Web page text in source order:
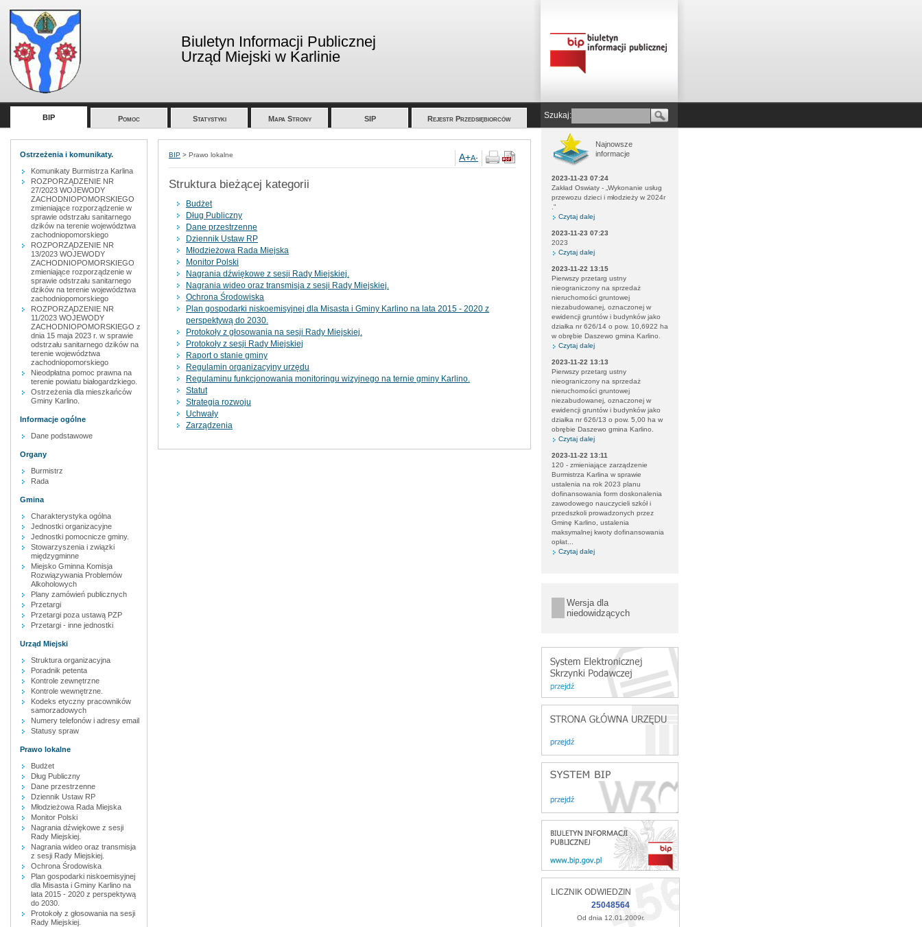
Biuletyn Informacji Publicznej
Urząd Miejski w Karlinie
BIP Pomoc Statystyki Mapa Strony SIP Rejestr Przedsiębiorców Szukaj:
Ostrzeżenia i komunikaty.
Komunikaty Burmistrza Karlina
ROZPORZĄDZENIE NR
27/2023 WOJEWODY
ZACHODNIOPOMORSKIEGO
zmieniające rozporządzenie w
sprawie odstrzału sanitarnego
dzików na terenie województwa
zachodniopomorskiego
ROZPORZĄDZENIE NR
13/2023 WOJEWODY
ZACHODNIOPOMORSKIEGO
zmieniające rozporządzenie w
sprawie odstrzału sanitarnego
dzików na terenie województwa
zachodniopomorskiego
ROZPORZĄDZENIE NR
11/2023 WOJEWODY
ZACHODNIOPOMORSKIEGO z
dnia 15 maja 2023 r. w sprawie
odstrzału sanitarnego dzików na
terenie województwa
zachodniopomorskiego
Nieodpłatna pomoc prawna na
terenie powiatu białogardzkiego.
Ostrzeżenia dla mieszkańców
Gminy Karlino.
Informacje ogólne
Dane podstawowe
Organy
Burmistrz
Rada
Gmina
Charakterystyka ogólna
Jednostki organizacyjne
Jednostki pomocnicze gminy.
Stowarzyszenia i związki
międzygminne
Miejsko Gminna Komisja
Rozwiązywania Problemów
Alkoholowych
Plany zamówień publicznych
Przetargi
Przetargi poza ustawą PZP
Przetargi - inne jednostki
Urząd Miejski
Struktura organizacyjna
Poradnik petenta
Kontrole zewnętrzne
Kontrole wewnętrzne.
Kodeks etyczny pracowników
samorzadowych
Numery telefonów i adresy email
Statusy spraw
Prawo lokalne
Budżet
Dług Publiczny
Dane przestrzenne
Dziennik Ustaw RP
Młodzieżowa Rada Miejska
Monitor Polski
Nagrania dźwiękowe z sesji
Rady Miejskiej.
Nagrania wideo oraz transmisja
z sesji Rady Miejskiej.
Ochrona Środowiska
Plan gospodarki niskoemisyjnej
dla Misasta i Gminy Karlino na
lata 2015 - 2020 z perspektywą
do 2030.
Protokoły z głosowania na sesji
Rady Miejskiej.
BIP > Prawo lokalne A+A-
Struktura bieżącej kategorii
Budżet
Dług Publiczny
Dane przestrzenne
Dziennik Ustaw RP
Młodzieżowa Rada Miejska
Monitor Polski
Nagrania dźwiękowe z sesji Rady Miejskiej.
Nagrania wideo oraz transmisja z sesji Rady Miejskiej.
Ochrona Środowiska
Plan gospodarki niskoemisyjnej dla Misasta i Gminy Karlino na lata 2015 - 2020 z
perspektywą do 2030.
Protokoły z głosowania na sesji Rady Miejskiej.
Protokoły z sesji Rady Miejskiej
Raport o stanie gminy
Regulamin organizacyjny urzędu
Regulaminu funkcjonowania monitoringu wizyjnego na ternie gminy Karlino.
Statut
Strategia rozwoju
Uchwały
Zarządzenia
Najnowsze
informacje
2023-11-23 07:24
Zakład Oswiaty - „Wykonanie usług
przewozu dzieci i młodzieży w 2024r
.”
Czytaj dalej
2023-11-23 07:23
2023
Czytaj dalej
2023-11-22 13:15
Pierwszy przetarg ustny
nieograniczony na sprzedaż
nieruchomości gruntowej
niezabudowanej, oznaczonej w
ewidencji gruntów i budynków jako
działka nr 626/14 o pow. 10,6922 ha
w obrębie Daszewo gmina Karlino.
Czytaj dalej
2023-11-22 13:13
Pierwszy przetarg ustny
nieograniczony na sprzedaż
nieruchomości gruntowej
niezabudowanej, oznaczonej w
ewidencji gruntów i budynków jako
działka nr 626/13 o pow. 5,00 ha w
obrębie Daszewo gmina Karlino.
Czytaj dalej
2023-11-22 13:11
120 - zmieniające zarządzenie
Burmistrza Karlina w sprawie
ustalenia na rok 2023 planu
dofinansowania form doskonalenia
zawodowego nauczycieli szkół i
przedszkoli prowadzonych przez
Gminę Karlino, ustalenia
maksymalnej kwoty dofinansowania
opłat...
Czytaj dalej
Wersja dla
niedowidzących
LICZNIK ODWIEDZIN
25048564
Od dnia 12.01.2009r.